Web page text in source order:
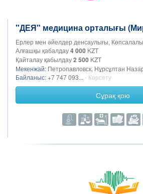
"ДЕЯ" медицина орталығы
Ерлер мен әйелдер денсаулығы, Көпсалалы
Алғашқы қабалдау4 000 KZT
Қайталау қабылдау2 500 KZT
Мекенжай: Петропавловск, Нұрсұлтан
Байланыс: +7 747 093... - Көрсету
Сұрақ қою